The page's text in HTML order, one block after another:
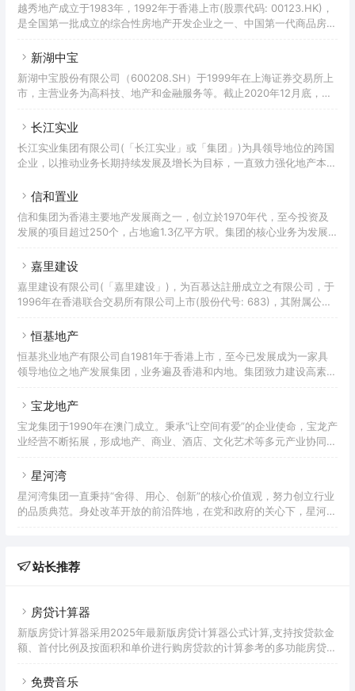
司包括仕德福国际酒店集团及嘉华建材有限公司。现时，嘉华集团有逾
200间附属公司，全球员工近30,000人。嘉华集团於房地产行业拥有
越秀地产成立于1983年，1992年于香港上市(股票代码: 00123.HK)，
是全国第一批成立的综合性房地产开发企业之一、中国第一代商品房的
的香港上市房地产投资信托基金——越秀房托(00405.HK)，控有TOD
（06626.HK）。截至2022年6月底，公司总资产超3000亿元，总土
地储备超2800万平方米，在职员工超一万七千人。母公司越秀集团是
新湖中宝
新湖中宝股份有限公司（600208.SH）于1999年在上海证券交易所上
市，主营业务为高科技、地产和金融服务等。截止2020年12月底，新
宝按照国家产业转型方向，前瞻投资于区块链、大数据、人工智能、云
技、邦盛科技、万得信息、宏华数科等一批拥有领先技术和市场份额的
高科技公司的重要股东，其中众多企业拥有国际领先的自主技术，增长
长江实业
长江实业集团有限公司(「长江实业」或「集团」)为具领导地位的跨国
企业，以推动业务长期持续发展及增长为目标，一直致力强化地产本
盖物业发展及投资、酒店及服务套房业务、物业及项目管理、英式酒馆
一，于香港市场具领导地位，在中国内地亦拥有广泛业务组合，并在新
加坡及英国建立稳固市场基础。集团具备丰富的物业发展经验，不少香
心资
信和置业
信和集团为香港主要地产发展商之一，创立於1970年代，至今投资及
发展的项目超过250个，占地逾1.3亿平方呎。集团的核心业务为发展
迹遍及中国（香港及内地）、新加坡及澳洲。集团业务范畴广泛，由三
列与物业相关的业务，除了物业管理、保安服务以至环卫清洁服务，更
包括酒店与会所管理及停车场业务，致力为顾客提供全面流畅的服务，
嘉里建设
嘉里建设有限公司(「嘉里建设」)，为百慕达註册成立之有限公司，于
1996年在香港联合交易所有限公司上市(股份代号: 683)，其附属公司
业务。作为一家世界级物业企业，嘉里建设于中国内地及香港均有重大
数(地产建筑业)。嘉里建设获得信誉超著的可持续发展指标之认可，除
了获得全球房地产可持续标准（GRESB）最高五星评级，亦获纳入为
恒基地产
恒基兆业地产有限公司自1981年于香港上市，至今已发展成为一家具
领导地位之地产发展集团，业务遍及香港和内地。集团致力建设高素质
The Henderson、国际金融中心综合发展项目，和北京的环球金融中
尔夫・御苑和本木等。恒基兆业地产集团的核心业务为物业发展和物业
投资。此外亦持有两间上市附属公司，即恒基兆业发展有限公司和美丽
宝龙地产
宝龙集团于1990年在澳门成立。秉承“让空间有爱”的企业使命，宝龙产
业经营不断拓展，形成地产、商业、酒店、文化艺术等多元产业协同发
商。截至目前，宝龙集团总资产超两千亿，有万余名员工活跃在海内外
发运营综合性商业地产项目，2009年在香港成功上市（股票代码：
HK.1238），并连续十七年获得“中国房地产百强企业”、连续十一年获
星河湾
星河湾集团一直秉持“舍得、用心、创新”的核心价值观，努力创立行业
的品质典范。身处改革开放的前沿阵地，在党和政府的关心下，星河湾
民办企业以品质闻名、享有美誉、屡获殊荣，成为全国高品质物业的标
河湾
站长推荐
房贷计算器
新版房贷计算器采用2025年最新版房贷计算器公式计算,支持按贷款金
额、首付比例及按面积和单价进行购房贷款的计算参考的多功能房贷计
贷款利率、首付、月供明细等提供计算参考。
免费音乐